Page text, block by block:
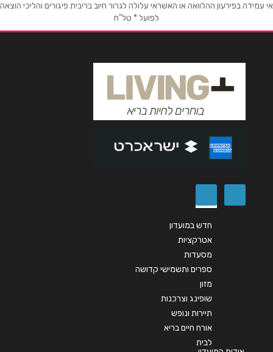
אנא חזרו אלי בקשר ל...
אי עמידה בפירעון ההלוואה או האשראי עלולה לגרור חיוב בריבית פיגורים והליכי הוצאה
לפועל * טל"ח
חדש במועדון
אטרקציות
מסעדות
ספרים ותשמישי קדושה
מזון
שופינג וצרכנות
תיירות ונופש
אורח חיים בריא
לבית